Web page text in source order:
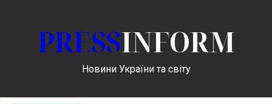
PRESSINFORM
Новини України та світу